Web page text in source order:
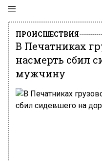
ПРОИСШЕСТВИЯ
В Печатниках
насмерть сбил
мужчину